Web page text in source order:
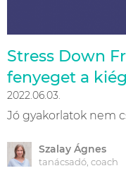
Stress Down
fenyeget a
2022.06.03.
Jó gyakorlatok nem
Szalay Ágnes
tanácsadó, coach